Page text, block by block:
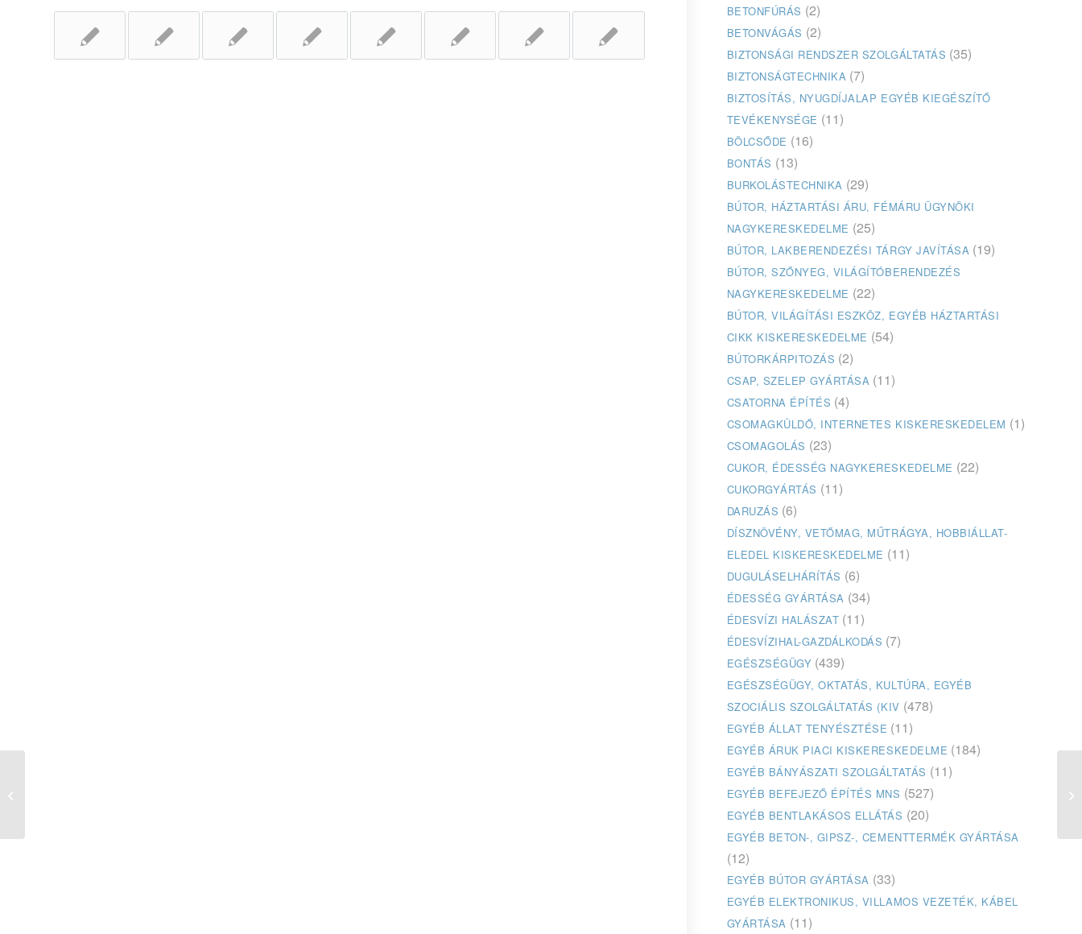
BETONFÚRÁS (2)
BETONVÁGÁS (2)
BIZTONSÁGI RENDSZER SZOLGÁLTATÁS (35)
BIZTONSÁGTECHNIKA (7)
BIZTOSÍTÁS, NYUGDÍJALAP EGYÉB KIEGÉSZÍTŐ
TEVÉKENYSÉGE (11)
BÖLCSŐDE (16)
BONTÁS (13)
BURKOLÁSTECHNIKA (29)
BÚTOR, HÁZTARTÁSI ÁRU, FÉMÁRU ÜGYNÖKI
NAGYKERESKEDELME (25)
BÚTOR, LAKBERENDEZÉSI TÁRGY JAVÍTÁSA (19)
BÚTOR, SZŐNYEG, VILÁGÍTÓBERENDEZÉS
NAGYKERESKEDELME (22)
BÚTOR, VILÁGÍTÁSI ESZKÖZ, EGYÉB HÁZTARTÁSI
CIKK KISKERESKEDELME (54)
BÚTORKÁRPITOZÁS (2)
CSAP, SZELEP GYÁRTÁSA (11)
CSATORNA ÉPÍTÉS (4)
CSOMAGKÜLDŐ, INTERNETES KISKERESKEDELEM (1)
CSOMAGOLÁS (23)
CUKOR, ÉDESSÉG NAGYKERESKEDELME (22)
CUKORGYÁRTÁS (11)
DARUZÁS (6)
DÍSZNÖVÉNY, VETŐMAG, MŰTRÁGYA, HOBBIÁLLAT-
ELEDEL KISKERESKEDELME (11)
DUGULÁSELHÁRÍTÁS (6)
ÉDESSÉG GYÁRTÁSA (34)
ÉDESVÍZI HALÁSZAT (11)
ÉDESVÍZIHAL-GAZDÁLKODÁS (7)
EGÉSZSÉGÜGY (439)
EGÉSZSÉGÜGY, OKTATÁS, KULTÚRA, EGYÉB
SZOCIÁLIS SZOLGÁLTATÁS (KIV (478)
EGYÉB ÁLLAT TENYÉSZTÉSE (11)
EGYÉB ÁRUK PIACI KISKERESKEDELME (184)
EGYÉB BÁNYÁSZATI SZOLGÁLTATÁS (11)
EGYÉB BEFEJEZŐ ÉPÍTÉS MNS (527)
EGYÉB BENTLAKÁSOS ELLÁTÁS (20)
EGYÉB BETON-, GIPSZ-, CEMENTTERMÉK GYÁRTÁSA
(12)
EGYÉB BÚTOR GYÁRTÁSA (33)
EGYÉB ELEKTRONIKUS, VILLAMOS VEZETÉK, KÁBEL
GYÁRTÁSA (11)